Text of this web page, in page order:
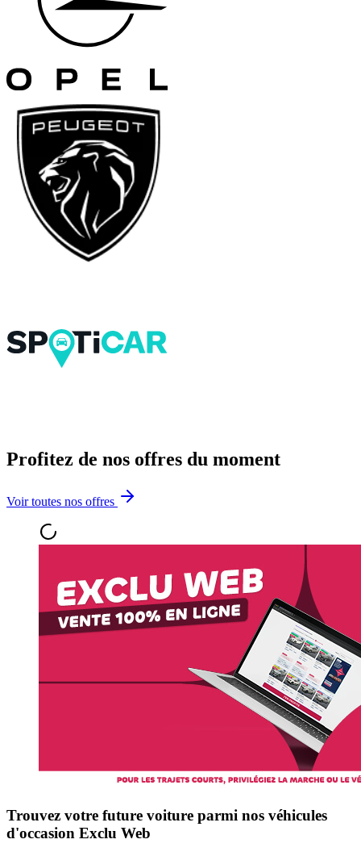
Profitez de nos offres du moment
Voir toutes nos offres
Trouvez votre future voiture parmi nos véhicules
d'occasion Exclu Web